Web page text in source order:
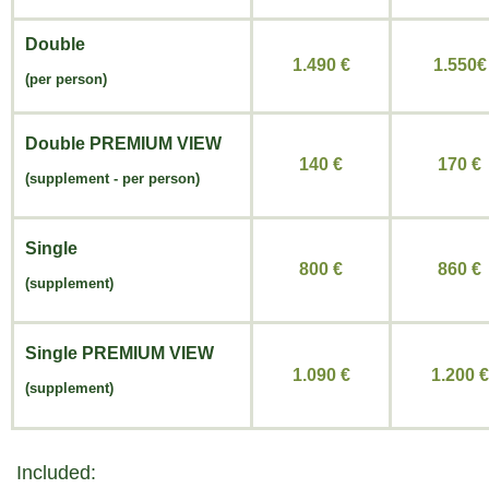
Double
(per person)
1.490 € 1.550€
Double PREMIUM VIEW
(supplement - per person)
140 € 170 €
Single
(supplement)
800 € 860 €
Single PREMIUM VIEW
(supplement)
1.090 € 1.200 €
Included: